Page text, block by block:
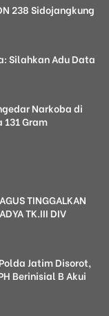
238 Sidojangkung
Silahkan Adu Data
Narkoba di
131 Gram
TINGGALKAN
TK.III DIV
Jatim Disorot,
Berinisial B Akui